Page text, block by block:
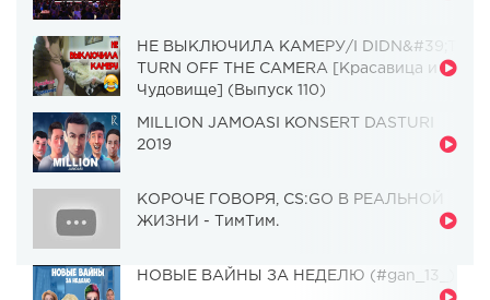
НЕ ВЫКЛЮЧИЛА КАМЕРУ/I DIDN&#39;T
TURN OFF THE CAMERA [Красавица и
Чудовище] (Выпуск 110)
MILLION JAMOASI KONSERT DASTURI
2019
КОРОЧЕ ГОВОРЯ, CS:GO В РЕАЛЬНОЙ
ЖИЗНИ - ТимТим.
НОВЫЕ ВАЙНЫ ЗА НЕДЕЛЮ (#gan_13_)